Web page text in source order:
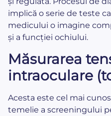
implică o serie de teste
medicului o imagine
și a funcției ochiului.
Măsurarea
intraoculare
Acesta este cel mai
temelie a screeningului